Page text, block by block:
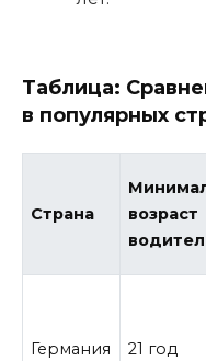
Таблица:
в популярных
Страна
возраст
Германия 21 год